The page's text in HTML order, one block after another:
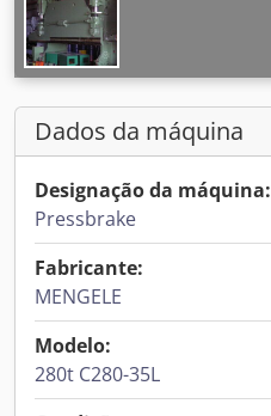
Dados da máquina
Designação da máquina:
Pressbrake
Fabricante:
MENGELE
Modelo:
280t C280-35L